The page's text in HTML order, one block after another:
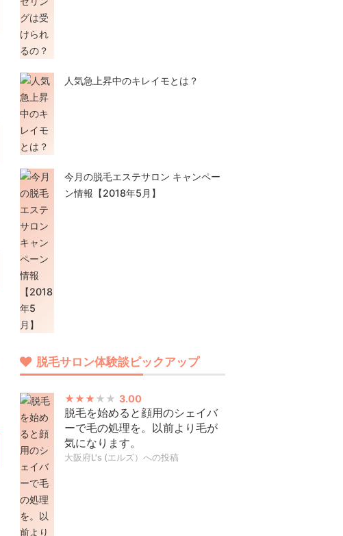
人気急上昇中のキレイモとは？
今月の脱毛エステサロン キャンペー
ン情報【2018年5月】
脱毛サロン体験談ピックアップ
3.00
脱毛を始めると顔用のシェイバ
ーで毛の処理を。以前より毛が
気になります。
大阪府L's (エルズ）への投稿